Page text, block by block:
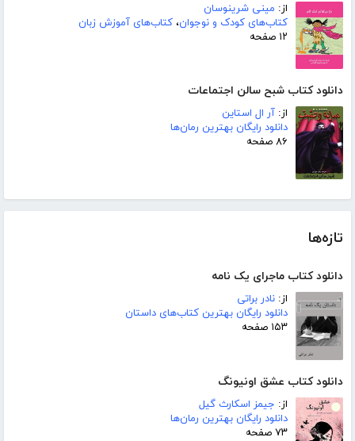
از: مینی شرینوسان
کتاب‌های کودک و نوجوان، کتاب‌های آموزش زبان
۱۲ صفحه
دانلود کتاب شبح سالن اجتماعات
از: آر ال استاین
دانلود رایگان بهترین رمان‌ها
۸۶ صفحه
تازه‌ها
دانلود کتاب ماجرای یک نامه
از: نادر براتی
دانلود رایگان بهترین کتاب‌های داستان
۱۵۳ صفحه
دانلود کتاب عشق اونیونگ
از: جیمز اسکارث گیل
دانلود رایگان بهترین رمان‌ها
۷۳ صفحه